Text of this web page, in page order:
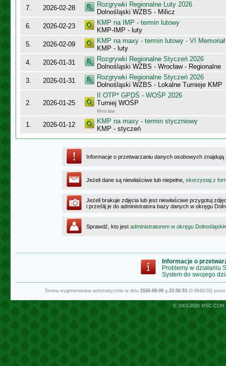
7.
2026-02-28
Rozgrywki Regionalne Luty 2026
Dolnośląski WZBS - Milicz
6.
2026-02-23
KMP na IMP - termin lutowy
KMP-IMP - luty
5.
2026-02-09
KMP na maxy - termin lutowy - VI
KMP - luty
4.
2026-01-31
Rozgrywki Regionalne Styczeń 2026
Dolnośląski WZBS - Wrocław - Regionalne
3.
2026-01-31
Rozgrywki Regionalne Styczeń 2026
Dolnośląski WZBS - Lokalne Turnieje KMP
2. 2026-01-25
II OTP* GPDŚ - WOŚP 2026
Turniej WOŚP
Wrocław
1. 2026-01-12
KMP na maxy - termin styczniowy
KMP - styczeń
Informacje o przetwarzaniu danych osobowych
Jeżeli dane są niewłaściwe lub niepełne, skorzystaj z
Jeżeli brakuje zdjęcia lub jest niewłaściwe przygotuj
i prześlij je do administratora bazy danych w okręgu
Sprawdź, kto jest administratorem w okręgu
Informacje o
Problemy w działaniu
System do swojego
Strona wygenerowana automatycznie w dniu 2026-08-08g.23:56:53(0.9640/19)
© 2003-2026